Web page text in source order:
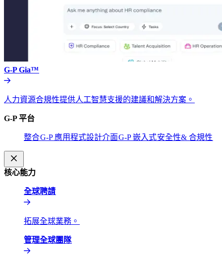
G-P Gia™​​
人力資源合規性提供人工智慧支援的建議和解決方案。​​
G-P 平台​​
整合​​G-P 應用程式設計介面​​G-P 嵌入式​​安全性& 合規性​​
核心能力​​
全球聘請​​
拓展全球業務。​​
管理全球團隊​​